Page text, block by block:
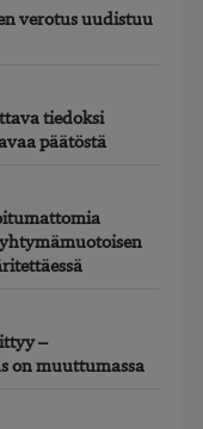
verotus uudistuu
tiedoksi
päätöstä
–
on muuttumassa